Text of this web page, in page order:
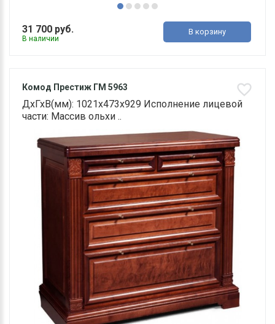
31 700 руб.
В наличии
В корзину
Комод Престиж ГМ 5963
ДхГхВ(мм): 1021х473х929 Исполнение лицевой
части: Массив ольхи ..